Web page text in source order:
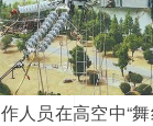
员在高空中“